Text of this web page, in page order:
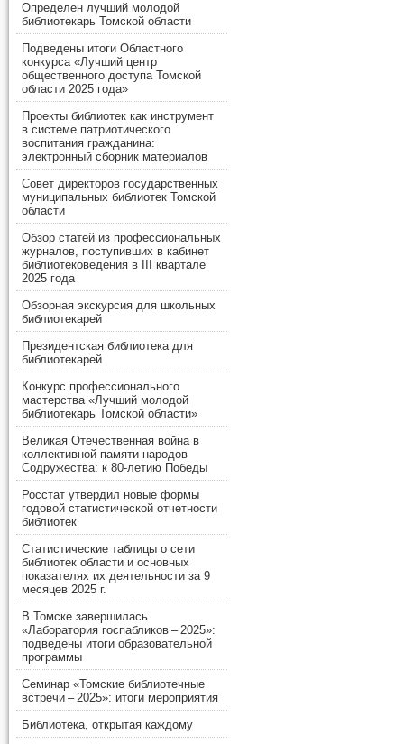
Определен лучший молодой
библиотекарь Томской области
Подведены итоги Областного
конкурса «Лучший центр
общественного доступа Томской
области 2025 года»
Проекты библиотек как инструмент
в системе патриотического
воспитания гражданина:
электронный сборник материалов
Совет директоров государственных
муниципальных библиотек Томской
области
Обзор статей из профессиональных
журналов, поступивших в кабинет
библиотековедения в III квартале
2025 года
Обзорная экскурсия для школьных
библиотекарей
Президентская библиотека для
библиотекарей
Конкурс профессионального
мастерства «Лучший молодой
библиотекарь Томской области»
Великая Отечественная война в
коллективной памяти народов
Содружества: к 80-летию Победы
Росстат утвердил новые формы
годовой статистической отчетности
библиотек
Статистические таблицы о сети
библиотек области и основных
показателях их деятельности за 9
месяцев 2025 г.
В Томске завершилась
«Лаборатория госпабликов – 2025»:
подведены итоги образовательной
программы
Семинар «Томские библиотечные
встречи – 2025»: итоги мероприятия
Библиотека, открытая каждому